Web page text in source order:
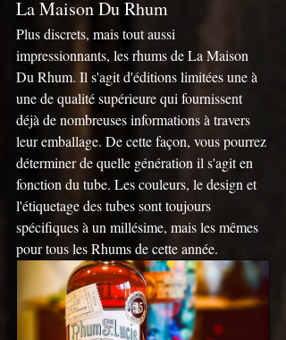
La Maison Du Rhum
Plus discrets, mais tout aussi
impressionnants, les rhums de La Maison
Du Rhum. Il s'agit d'éditions limitées une à
une de qualité supérieure qui fournissent
déjà de nombreuses informations à travers
leur emballage. De cette façon, vous pourrez
déterminer de quelle génération il s'agit en
fonction du tube. Les couleurs, le design et
l'étiquetage des tubes sont toujours
spécifiques à un millésime, mais les mêmes
pour tous les Rhums de cette année.